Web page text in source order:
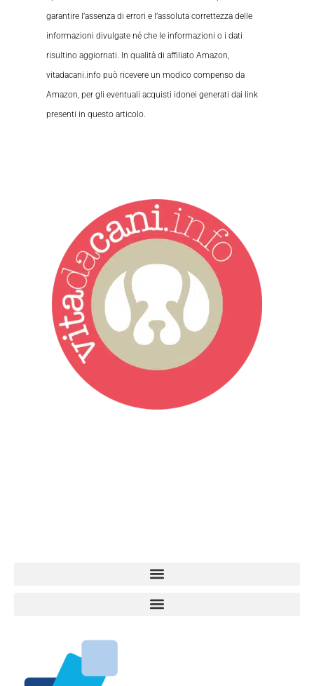
garantire l’assenza di errori e l’assoluta correttezza delle
informazioni divulgate né che le informazioni o i dati
risultino aggiornati. In qualità di affiliato Amazon,
vitadacani.info può ricevere un modico compenso da
Amazon, per gli eventuali acquisti idonei generati dai link
presenti in questo articolo.